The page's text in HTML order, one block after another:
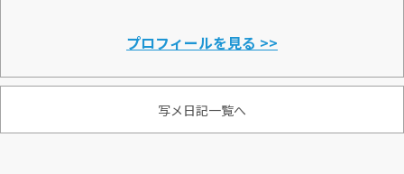
プロフィールを見る >>
写メ日記一覧へ